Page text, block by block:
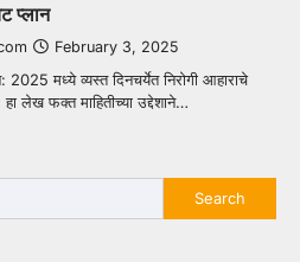
प्लान
February 3, 2025
2025 मध्ये व्यस्त दिनचर्येत निरोगी आहाराचे
लेख फक्त माहितीच्या उद्देशाने…
Search